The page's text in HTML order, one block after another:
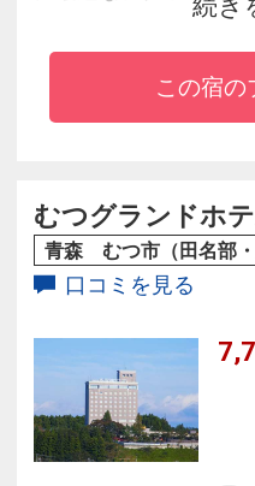
空港リムジンバスは
車でお越しの方は隣
ただけます。
に大変便利です。
ホテル1階には24時間
ールームも完備し長期
続き
この宿の
むつグランドホ
青森 むつ市（田名部
口コミを見る